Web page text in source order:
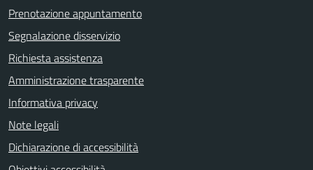
Prenotazione appuntamento
Segnalazione disservizio
Richiesta assistenza
Amministrazione trasparente
Informativa privacy
Note legali
Dichiarazione di accessibilità